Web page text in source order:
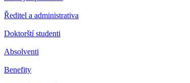
Ředitel a administrativa
Doktorští studenti
Absolventi
Benefity